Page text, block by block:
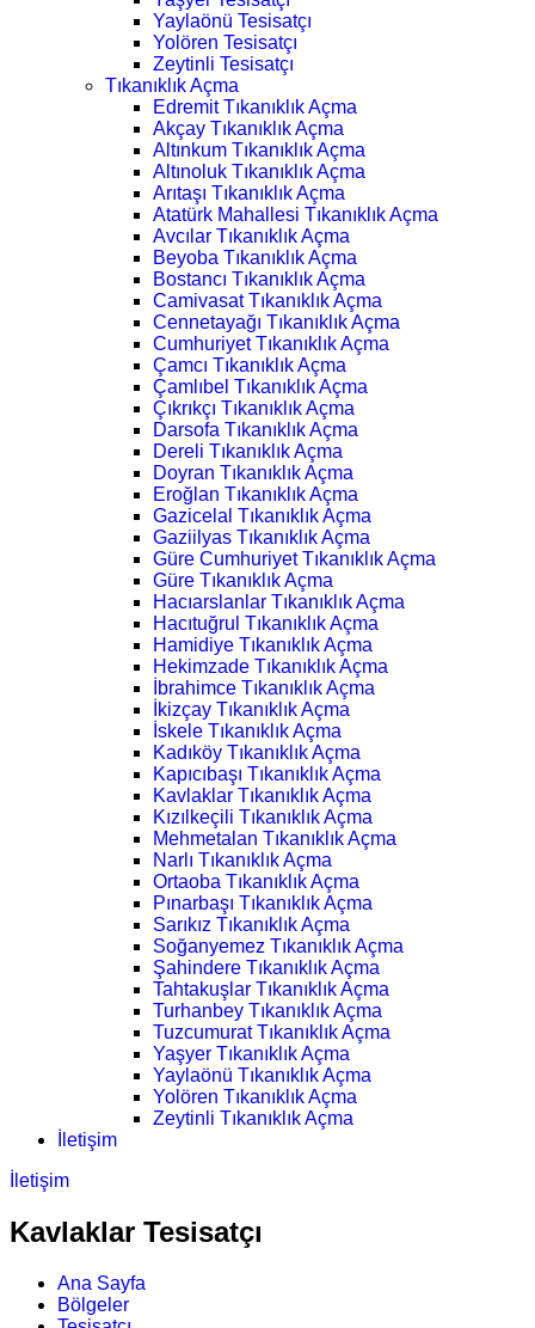
Yaylaönü Tesisatçı
Yolören Tesisatçı
Zeytinli Tesisatçı
Tıkanıklık Açma
Edremit Tıkanıklık Açma
Akçay Tıkanıklık Açma
Altınkum Tıkanıklık Açma
Altınoluk Tıkanıklık Açma
Arıtaşı Tıkanıklık Açma
Atatürk Mahallesi Tıkanıklık Açma
Avcılar Tıkanıklık Açma
Beyoba Tıkanıklık Açma
Bostancı Tıkanıklık Açma
Camivasat Tıkanıklık Açma
Cennetayağı Tıkanıklık Açma
Cumhuriyet Tıkanıklık Açma
Çamcı Tıkanıklık Açma
Çamlıbel Tıkanıklık Açma
Çıkrıkçı Tıkanıklık Açma
Darsofa Tıkanıklık Açma
Dereli Tıkanıklık Açma
Doyran Tıkanıklık Açma
Eroğlan Tıkanıklık Açma
Gazicelal Tıkanıklık Açma
Gaziilyas Tıkanıklık Açma
Güre Cumhuriyet Tıkanıklık Açma
Güre Tıkanıklık Açma
Hacıarslanlar Tıkanıklık Açma
Hacıtuğrul Tıkanıklık Açma
Hamidiye Tıkanıklık Açma
Hekimzade Tıkanıklık Açma
İbrahimce Tıkanıklık Açma
İkizçay Tıkanıklık Açma
İskele Tıkanıklık Açma
Kadıköy Tıkanıklık Açma
Kapıcıbaşı Tıkanıklık Açma
Kavlaklar Tıkanıklık Açma
Kızılkeçili Tıkanıklık Açma
Mehmetalan Tıkanıklık Açma
Narlı Tıkanıklık Açma
Ortaoba Tıkanıklık Açma
Pınarbaşı Tıkanıklık Açma
Sarıkız Tıkanıklık Açma
Soğanyemez Tıkanıklık Açma
Şahindere Tıkanıklık Açma
Tahtakuşlar Tıkanıklık Açma
Turhanbey Tıkanıklık Açma
Tuzcumurat Tıkanıklık Açma
Yaşyer Tıkanıklık Açma
Yaylaönü Tıkanıklık Açma
Yolören Tıkanıklık Açma
Zeytinli Tıkanıklık Açma
İletişim
İletişim
Kavlaklar Tesisatçı
Ana Sayfa
Bölgeler